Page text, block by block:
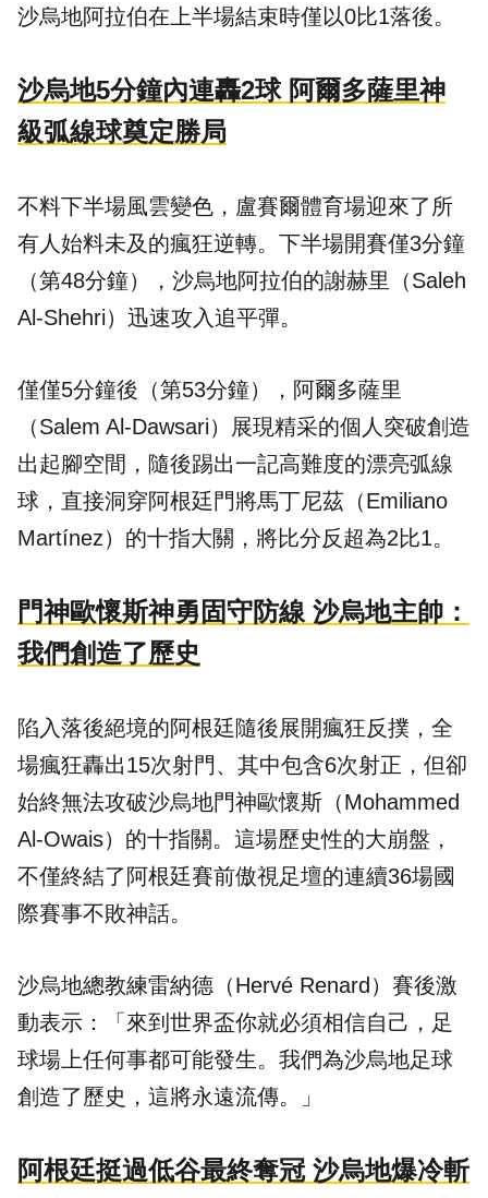
沙烏地阿拉伯在上半場結束時僅以0比1落後。
沙烏地5分鐘內連轟2球 阿爾多薩里神
級弧線球奠定勝局
不料下半場風雲變色，盧賽爾體育場迎來了所
有人始料未及的瘋狂逆轉。下半場開賽僅3分鐘
（第48分鐘），沙烏地阿拉伯的謝赫里（Saleh
Al-Shehri）迅速攻入追平彈。
僅僅5分鐘後（第53分鐘），阿爾多薩里
（Salem Al-Dawsari）展現精采的個人突破創造
出起腳空間，隨後踢出一記高難度的漂亮弧線
球，直接洞穿阿根廷門將馬丁尼茲（Emiliano
Martínez）的十指大關，將比分反超為2比1。
門神歐懷斯神勇固守防線 沙烏地主帥：
我們創造了歷史
陷入落後絕境的阿根廷隨後展開瘋狂反撲，全
場瘋狂轟出15次射門、其中包含6次射正，但卻
始終無法攻破沙烏地門神歐懷斯（Mohammed
Al-Owais）的十指關。這場歷史性的大崩盤，
不僅終結了阿根廷賽前傲視足壇的連續36場國
際賽事不敗神話。
沙烏地總教練雷納德（Hervé Renard）賽後激
動表示：「來到世界盃你就必須相信自己，足
球場上任何事都可能發生。我們為沙烏地足球
創造了歷史，這將永遠流傳。」
阿根廷挺過低谷最終奪冠 沙烏地爆冷斬